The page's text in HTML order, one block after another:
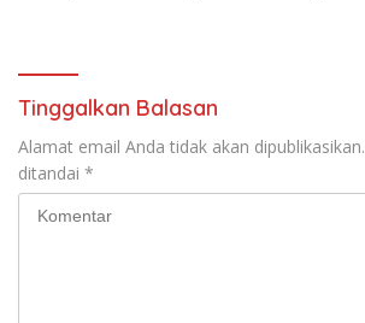
Tinggalkan Balasan
Alamat email Anda tidak akan dipublikasikan.
ditandai *